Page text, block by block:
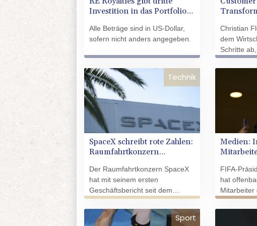
versuchten Mordes und
Mitgliedschaft in einer
terroristischen Organisation
angeklagt.
und eine
Aufgabe
ASB-
Funke-
Investition in das Portfolio
eine Absichtserklärung über
eine erweiterte Royalty-
weiteren 62,7 Mio. US$
bekannt
Alle Beträge sind in US-Dollar,
sofern nicht anders angegeben.
Christian
dem
Schritte
und KI neu
Technik
SpaceX schreibt rote Zahlen:
Raumfahrtkonzern
Rekordbörsengang
Der Raumfahrtkonzern SpaceX
hat mit seinem ersten
Geschäftsbericht seit dem
Rekordbörsengang im Juni
enttäuscht: Zwischen April und
Juni verzeichnete das
Medien:
FIFA-
hat
Mitarbeiter
Sport